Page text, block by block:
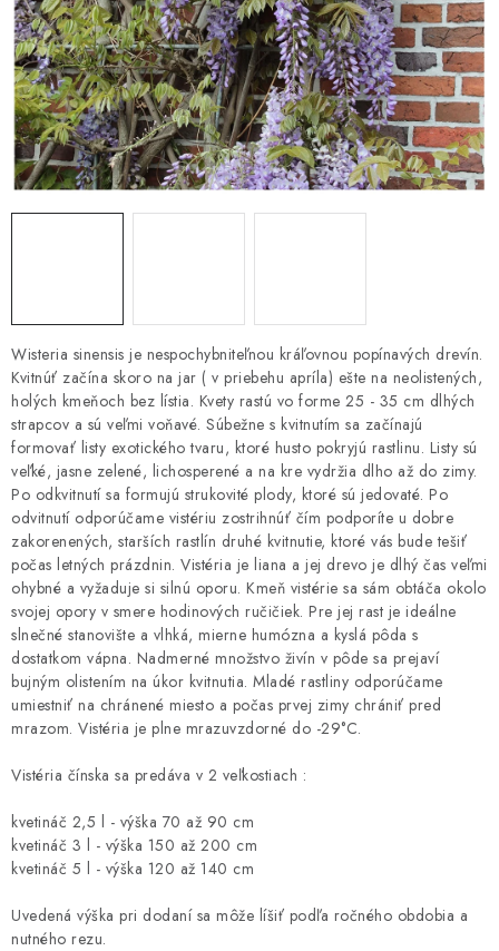
CHÉMIA
KVETINÁČE
DEKORÁCIE
Podmienky ochrany osobných údajov
Wisteria sinensis je nespochybniteľnou kráľovnou popínavých drevín.
Kvitnúť začína skoro na jar ( v priebehu apríla) ešte na neolistených,
holých kmeňoch bez lístia. Kvety rastú vo forme 25 - 35 cm dlhých
strapcov a sú veľmi voňavé. Súbežne s kvitnutím sa začínajú
formovať listy exotického tvaru, ktoré husto pokryjú rastlinu. Listy sú
veľké, jasne zelené, lichosperené a na kre vydržia dlho až do zimy.
Po odkvitnutí sa formujú strukovité plody, ktoré sú jedovaté. Po
odvitnutí odporúčame vistériu zostrihnúť čím podporíte u dobre
zakorenených, starších rastlín druhé kvitnutie, ktoré vás bude tešiť
počas letných prázdnin. Vistéria je liana a jej drevo je dlhý čas veľmi
ohybné a vyžaduje si silnú oporu. Kmeň vistérie sa sám obtáča okolo
svojej opory v smere hodinových ručičiek. Pre jej rast je ideálne
slnečné stanovište a vlhká, mierne humózna a kyslá pôda s
dostatkom vápna. Nadmerné množstvo živín v pôde sa prejaví
bujným olistením na úkor kvitnutia. Mladé rastliny odporúčame
umiestniť na chránené miesto a počas prvej zimy chrániť pred
mrazom. Vistéria je plne mrazuvzdorné do -29°C.
Vistéria čínska sa predáva v 2 veľkostiach :
kvetináč 2,5 l - výška 70 až 90 cm
kvetináč 3 l - výška 150 až 200 cm
kvetináč 5 l - výška 120 až 140 cm
Uvedená výška pri dodaní sa môže líšiť podľa ročného obdobia a
nutného rezu.